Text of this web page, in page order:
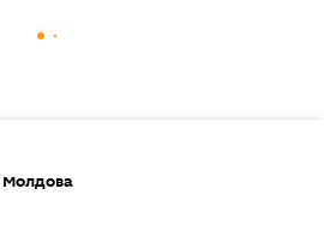
Молдова